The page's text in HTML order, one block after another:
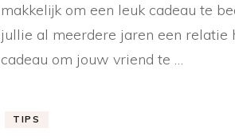
makkelijk om een leuk cadeau te
jullie al meerdere jaren een relatie
cadeau om jouw vriend te …
TIPS